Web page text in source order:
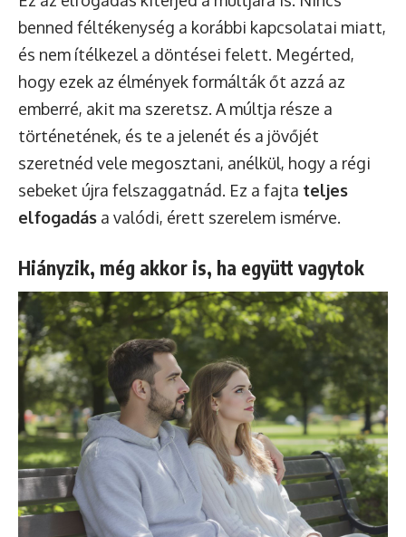
benned féltékenység a korábbi kapcsolatai miatt,
és nem ítélkezel a döntései felett. Megérted,
hogy ezek az élmények formálták őt azzá az
emberré, akit ma szeretsz. A múltja része a
történetének, és te a jelenét és a jövőjét
szeretnéd vele megosztani, anélkül, hogy a régi
sebeket újra felszaggatnád. Ez a fajta teljes
elfogadás a valódi, érett szerelem ismérve.
Hiányzik, még akkor is, ha együtt vagytok